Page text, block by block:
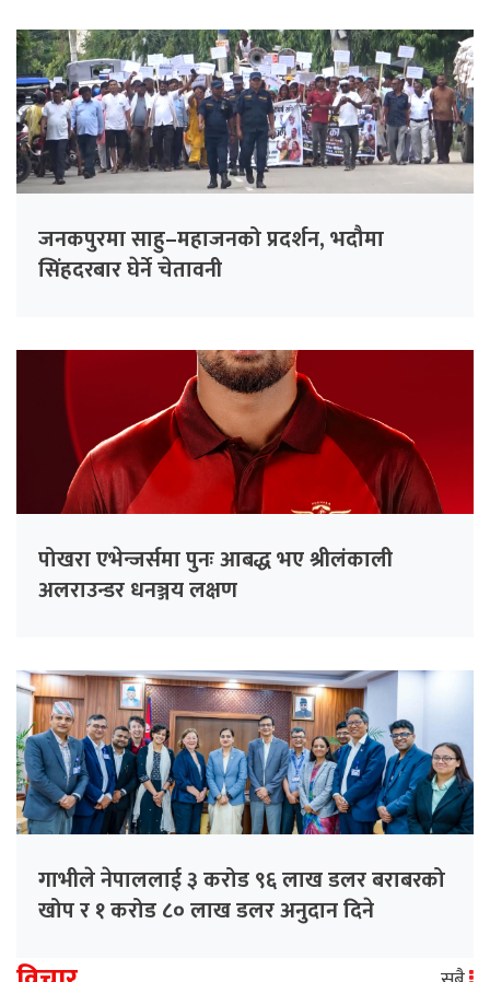
जनकपुरमा साहु–महाजनको प्रदर्शन, भदौमा
सिंहदरबार घेर्ने चेतावनी
पोखरा एभेन्जर्समा पुनः आबद्ध भए श्रीलंकाली
अलराउन्डर धनञ्जय लक्षण
गाभीले नेपाललाई ३ करोड ९६ लाख डलर बराबरको
खोप र १ करोड ८० लाख डलर अनुदान दिने